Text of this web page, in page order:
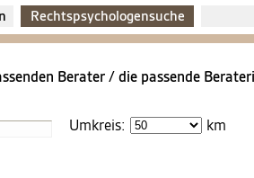
Rechtspsychologensuche
Berater / die passende
Umkreis: km